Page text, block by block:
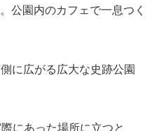
公園内のカフェで一息つく
に広がる広大な史跡公園
にあった場所に立つと、